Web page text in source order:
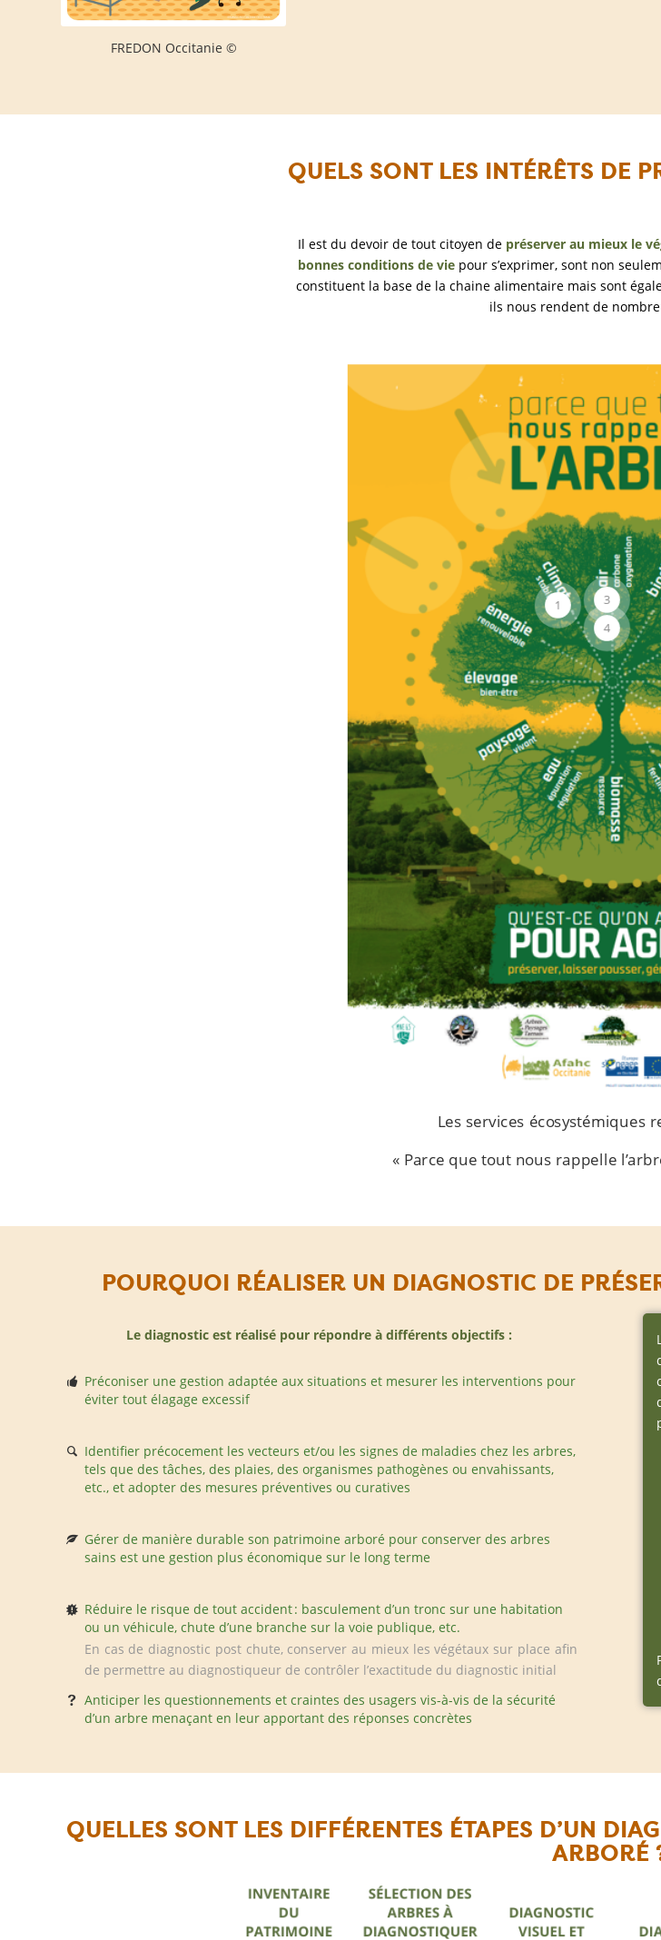
FREDON Occitanie ©
QUELS SONT LES INTÉRÊTS DE
Il est du devoir de tout citoyen de préserver au mieux le
bonnes conditions de viepour s’exprimer, sont non
constituent la base de la chaine alimentaire mais sont
ils nous rendent de
1
3
4
Les services écosystémiques
« Parce que tout nous rappelle
POURQUOI RÉALISER UN DIAGNOSTIC DE
Le diagnostic est réalisé pour répondre à différents objectifs :
Préconiser une gestion adaptée aux situations et mesurer les interventions pour
éviter tout élagage excessif
Identifier précocement les vecteurs et/ou les signes de maladies chez les arbres,
tels que des tâches, des plaies, des organismes pathogènes ou envahissants,
etc., et adopter des mesures préventives ou curatives
Gérer de manière durable son patrimoine arboré pour conserver des arbres
sains est une gestion plus économique sur le long terme
Réduire le risque de tout accident : basculement d’un tronc sur une habitation
ou un véhicule, chute d’une branche sur la voie publique, etc.
En cas de diagnostic post chute, conserver au mieux les végétaux sur place afin
de permettre au diagnostiqueur de contrôler l’exactitude du diagnostic initial
Anticiper les questionnements et craintes des usagers vis-à-vis de la sécurité
d’un arbre menaçant en leur apportant des réponses concrètes
QUELLES SONT LES DIFFÉRENTES ÉTAPES D’UN
ARBORÉ